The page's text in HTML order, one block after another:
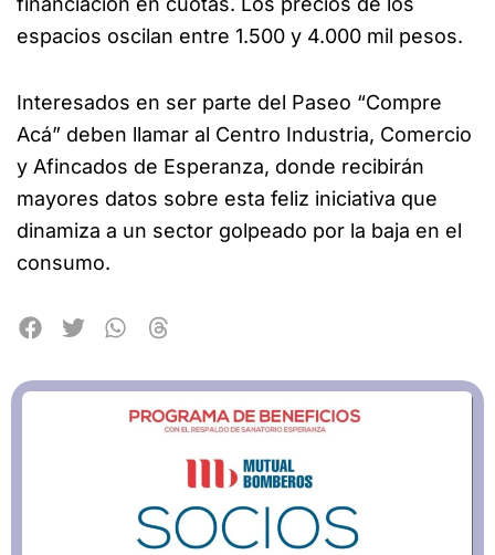
espacios oscilan entre 1.500 y 4.000 mil pesos.
Interesados en ser parte del Paseo “Compre
Acá” deben llamar al Centro Industria, Comercio
y Afincados de Esperanza, donde recibirán
mayores datos sobre esta feliz iniciativa que
dinamiza a un sector golpeado por la baja en el
consumo.